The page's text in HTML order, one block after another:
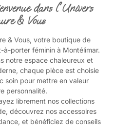
dans l'Univers
& Vous
& Vous, votre boutique de
à-porter féminin à Montélimar.
notre espace chaleureux et
chaque pièce est choisie
soin pour mettre en valeur
personnalité.
librement nos collections
découvrez nos accessoires
et bénéficiez de conseils